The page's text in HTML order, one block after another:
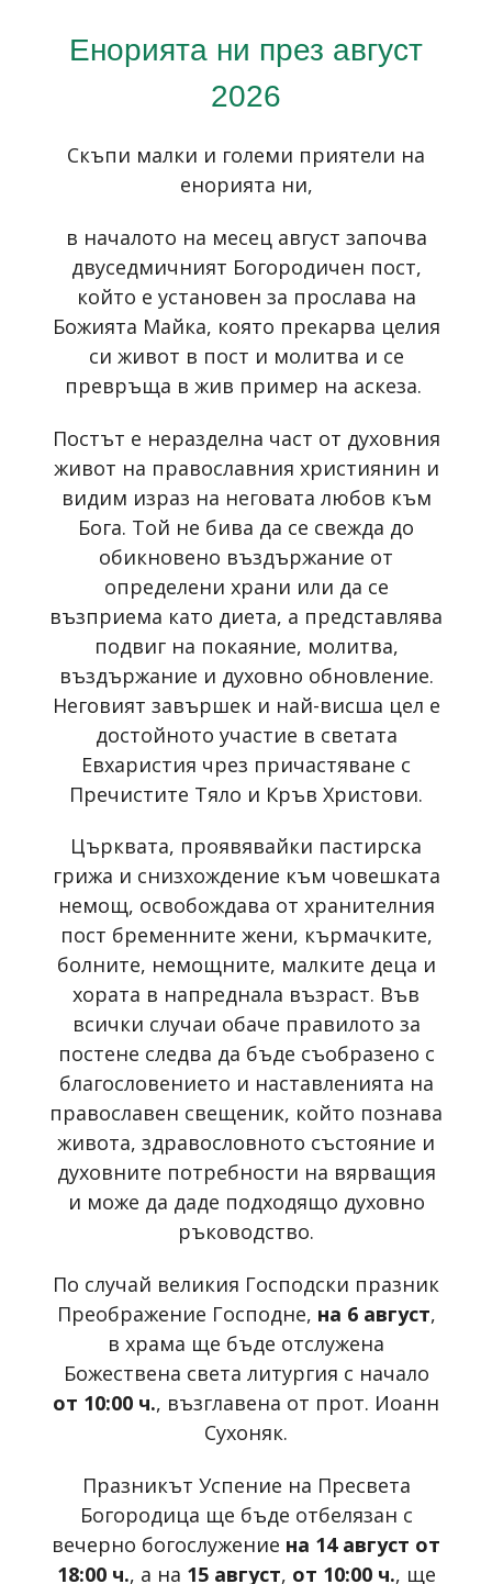
Енорията ни през август
2026
Скъпи малки и големи приятели на
енорията ни,
в началото на месец август започва
двуседмичният Богородичен пост,
който е установен за прослава на
Божията Майка, която прекарва целия
си живот в пост и молитва и се
превръща в жив пример на аскеза.
Постът е неразделна част от духовния
живот на православния християнин и
видим израз на неговата любов към
Бога. Той не бива да се свежда до
обикновено въздържание от
определени храни или да се
възприема като диета, а представлява
подвиг на покаяние, молитва,
въздържание и духовно обновление.
Неговият завършек и най-висша цел е
достойното участие в светата
Евхаристия чрез причастяване с
Пречистите Тяло и Кръв Христови.
Църквата, проявявайки пастирска
грижа и снизхождение към човешката
немощ, освобождава от хранителния
пост бременните жени, кърмачките,
болните, немощните, малките деца и
хората в напреднала възраст. Във
всички случаи обаче правилото за
постене следва да бъде съобразено с
благословението и наставленията на
православен свещеник, който познава
живота, здравословното състояние и
духовните потребности на вярващия
и може да даде подходящо духовно
ръководство.
По случай великия Господски празник
Преображение Господне, на 6 август,
в храма ще бъде отслужена
Божествена света литургия с начало
от 10:00 ч., възглавена от прот. Иоанн
Сухоняк.
Празникът Успение на Пресвета
Богородица ще бъде отбелязан с
вечерно богослужение на 14 август от
18:00 ч., а на 15 август, от 10:00 ч., ще